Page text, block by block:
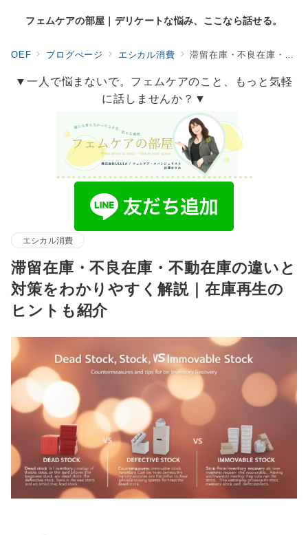
フェムケアの部屋｜デリケートな悩み、ここなら話せる。
OEF ブログぺージ エシカル消費 滞留在庫・不良在庫・不動在庫の違いと対策をわかりやすく解説｜在庫再生のヒントも紹介
▼一人で悩まないで。フェムケアのこと、もっと気軽
に話しませんか？▼
エシカル消費
滞留在庫・不良在庫・不動在庫の違いと
対策をわかりやすく解説｜在庫再生の
ヒントも紹介